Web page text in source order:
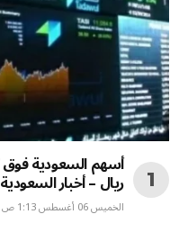
ريال – أخبار السعودية
الخميس 06 أغسطس 1:13 ص